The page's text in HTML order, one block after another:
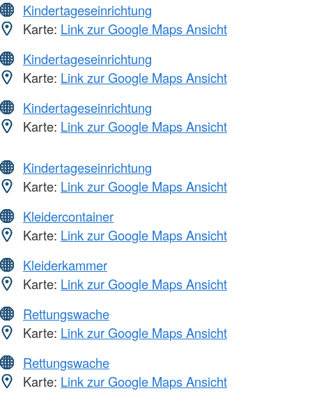
Kindertageseinrichtung
Karte: Link zur Google Maps Ansicht
Kindertageseinrichtung
Karte: Link zur Google Maps Ansicht
Kindertageseinrichtung
Karte: Link zur Google Maps Ansicht
Kindertageseinrichtung
Karte: Link zur Google Maps Ansicht
Kleidercontainer
Karte: Link zur Google Maps Ansicht
Kleiderkammer
Karte: Link zur Google Maps Ansicht
Rettungswache
Karte: Link zur Google Maps Ansicht
Rettungswache
Karte: Link zur Google Maps Ansicht